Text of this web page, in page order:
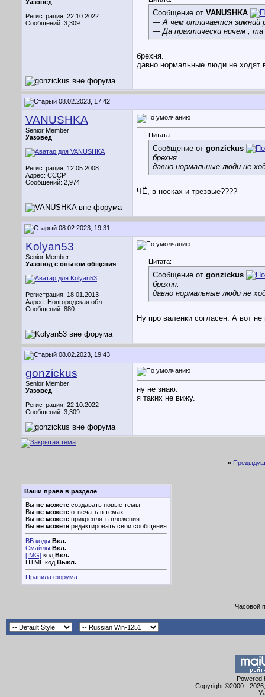
Уазовед
Регистрация: 22.10.2022
Сообщений: 3,309
Сообщение от VANUSHKA
— А чем отличается зимний
— Да практически ничем , та
брехня.
давно нормальные люди не ходят
08.02.2023, 17:42
VANUSHKA
Senior Member
Уазовед
Регистрация: 12.05.2008
Адрес: CCCР
Сообщений: 2,974
Цитата:
Сообщение от gonzickus
брехня.
давно нормальные люди не
ЧЁ, в носках и трезвые????
08.02.2023, 19:31
Kolyan53
Senior Member
Уазовод с опытом общения
Регистрация: 18.01.2013
Адрес: Новгородская обл.
Сообщений: 880
Цитата:
Сообщение от gonzickus
брехня.
давно нормальные люди не
Ну про валенки согласен. А вот
08.02.2023, 19:43
gonzickus
Senior Member
Уазовед
Регистрация: 22.10.2022
Сообщений: 3,309
ну не знаю.
я таких не вижу.
«
Ваши права в разделе
Вы не можете создавать новые темы
Вы не можете отвечать в темах
Вы не можете прикреплять вложения
Вы не можете редактировать свои сообщения
BB коды Вкл.
Смайлы Вкл.
[IMG] код Вкл.
HTML код Выкл.
Правила форума
Часовой
Powered
Copyright ©2000 -